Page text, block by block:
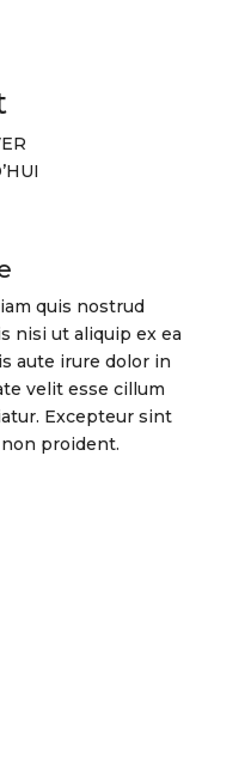
quis nostrud
nisi ut aliquip ex ea
aute irure dolor in
velit esse cillum
Excepteur sint
proident.